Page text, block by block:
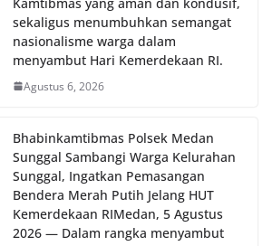
sekaligus menumbuhkan semangat
nasionalisme warga dalam
menyambut Hari Kemerdekaan RI.
Agustus 6, 2026
Bhabinkamtibmas Polsek Medan
Sunggal Sambangi Warga Kelurahan
Sunggal, Ingatkan Pemasangan
Bendera Merah Putih Jelang HUT
Kemerdekaan RI‎‎Medan, 5 Agustus
2026 — Dalam rangka menyambut